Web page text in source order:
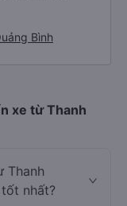
Bình
xe từ Thanh
Thanh
nhất?